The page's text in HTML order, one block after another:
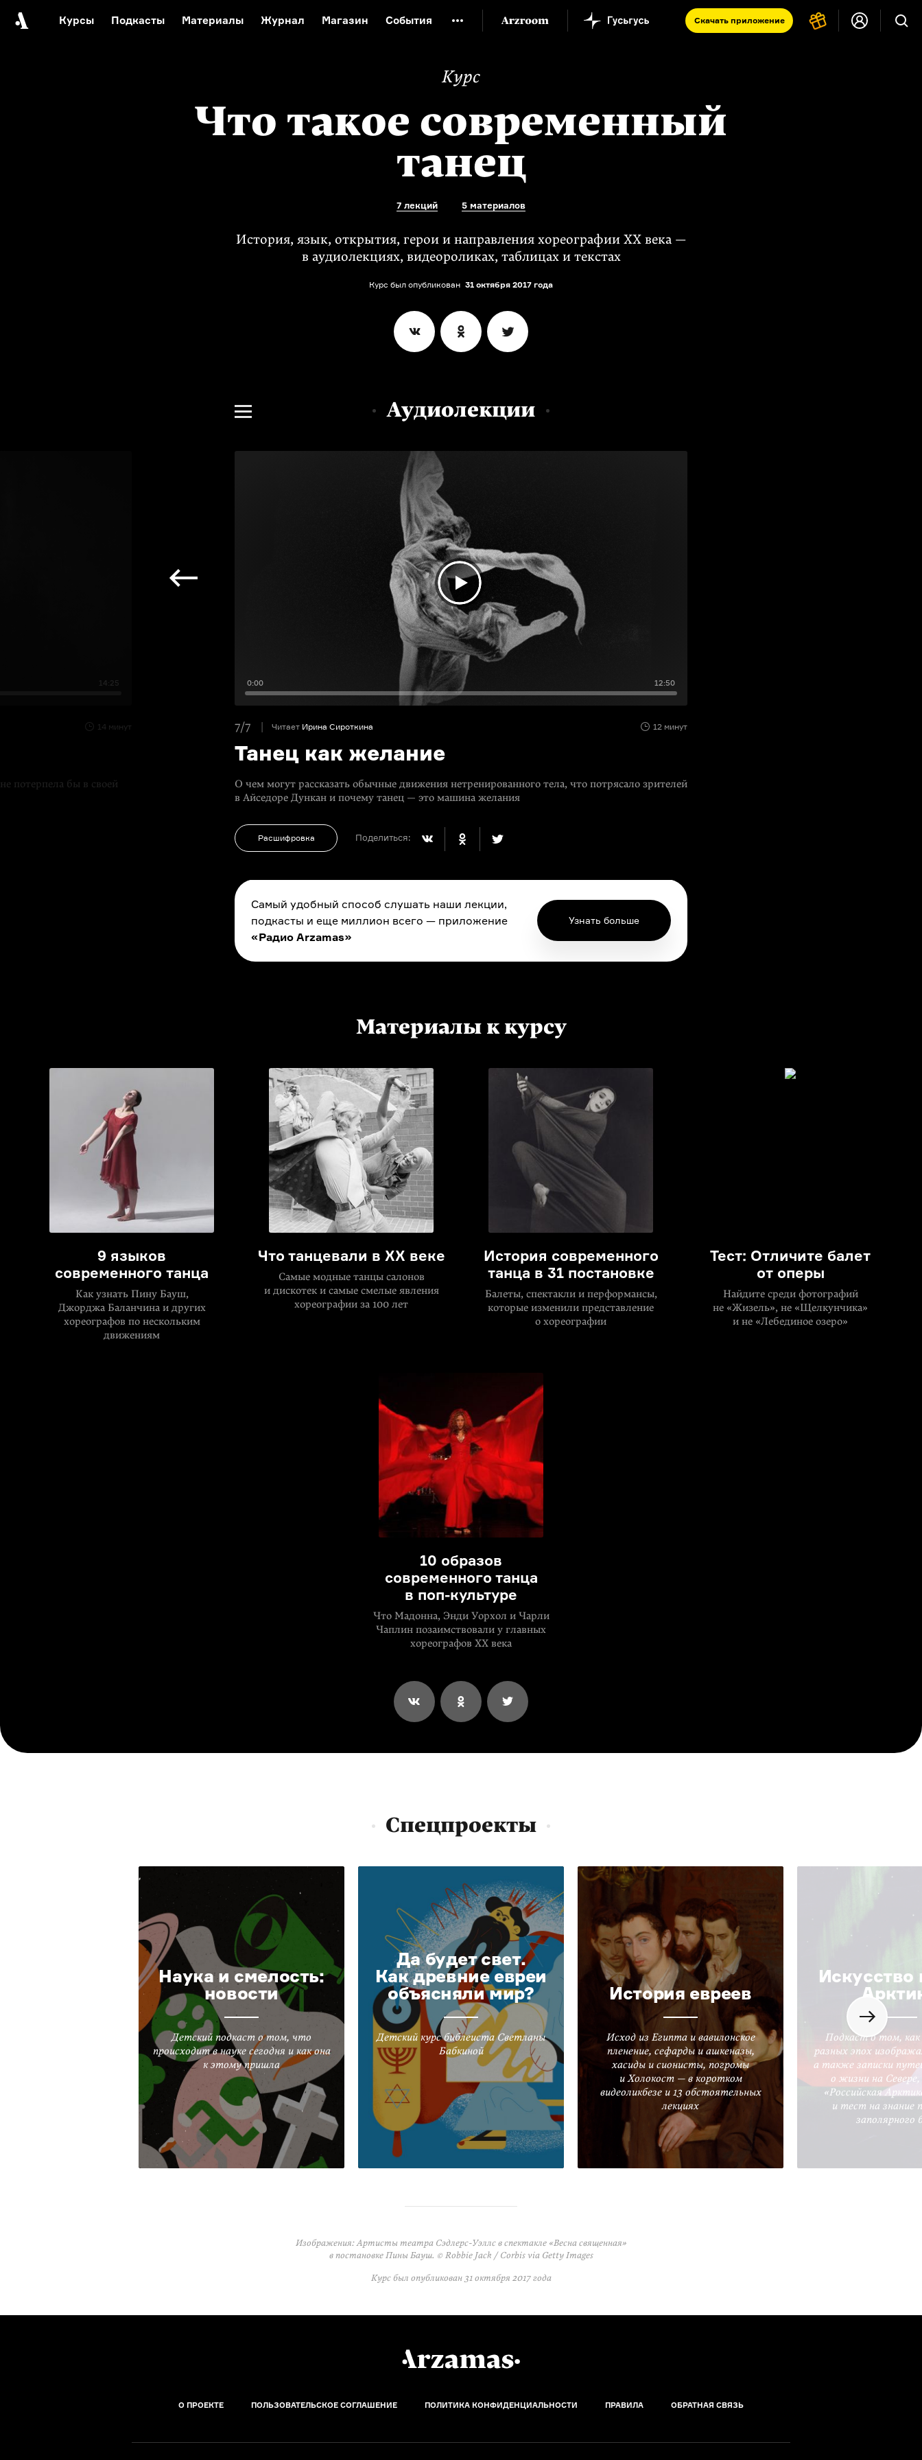
Курсы Подкасты Материалы Журнал Магазин События Скачать приложение
Русский язык от «гой еси» до «лол кек»
Курс
Что такое современный
танец
7 лекций 5 материалов
История, язык, открытия, герои и направления хореографии XX века —
в аудиолекциях, видеороликах, таблицах и текстах
Курс был опубликован 31 октября 2017 года
Аудиолекции
14:25
14 минут
потерпела бы в своей
0:00 12:50
7/7 Читает Ирина Сироткина 12 минут
Танец как желание
О чем могут рассказать обычные движения нетренированного тела, что потрясало зрителей
в Айседоре Дункан и почему танец — это машина желания
Расшифровка Поделиться:
Самый удобный способ слушать наши лекции,
подкасты и еще миллион всего — приложение
«Радио Arzamas»
Узнать больше
Материалы к курсу
9 языков
современного танца
Как узнать Пину Бауш,
Джорджа Баланчина и других
хореографов по нескольким
движениям
Что танцевали в XX веке
Самые модные танцы салонов
и дискотек и самые смелые явления
хореографии за 100 лет
История современного
танца в 31 постановке
Балеты, спектакли и перформансы,
которые изменили представление
о хореографии
Тест: Отличите балет
от оперы
Найдите среди фотографий
не «Жизель», не «Щелкунчика»
и не «Лебединое озеро»
10 образов
современного танца
в поп-культуре
Что Мадонна, Энди Уорхол и Чарли
Чаплин позаимствовали у главных
хореографов XX века
Спецпроекты
Наука и смелость:
новости
Детский подкаст о том, что
происходит в науке сегодня и как она
к этому пришла
Да будет свет.
Как древние евреи
объясняли мир?
Детский курс библеиста Светланы
Бабкиной
История евреев
Исход из Египта и вавилонское
пленение, сефарды и ашкеназы,
хасиды и сионисты, погромы
и Холокост — в коротком
видеоликбезе и 13 обстоятельных
лекциях
Искусство
Подкаст о том,
разных эпох
а также записки
о жизни на
«Российская
и тест на знание
заполярного
Изображения: Артисты театра Сэдлерс-Уэллс в спектакле «Весна священная»
в постановке Пины Бауш. © Robbie Jack / Corbis via Getty Images
Курс был опубликован 31 октября 2017 года
О ПРОЕКТЕ ПОЛЬЗОВАТЕЛЬСКОЕ СОГЛАШЕНИЕ ПОЛИТИКА КОНФИДЕНЦИАЛЬНОСТИ ПРАВИЛА ОБРАТНАЯ СВЯЗЬ